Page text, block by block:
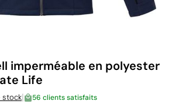
imperméable en polyester
Life
stock| 56 clients satisfaits